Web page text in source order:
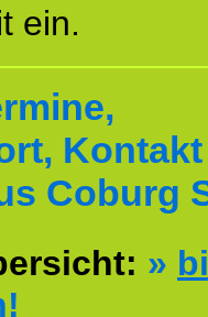
ein.
Coburg
»